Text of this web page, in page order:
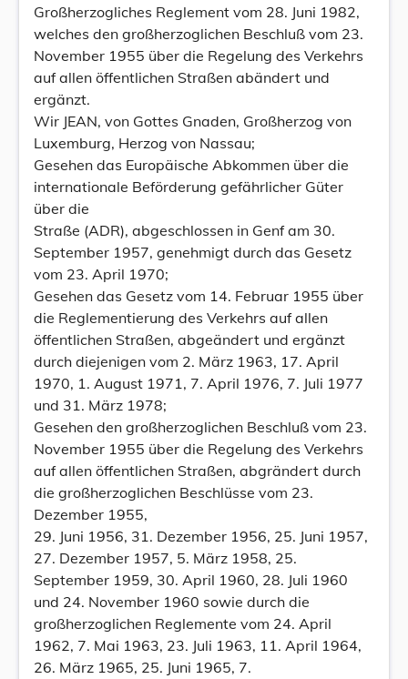
Großherzogliches Reglement vom 28. Juni 1982,
welches den großherzoglichen Beschluß vom 23.
November 1955 über die Regelung des Verkehrs
auf allen öffentlichen Straßen abändert und
ergänzt.
Wir JEAN, von Gottes Gnaden, Großherzog von
Luxemburg, Herzog von Nassau;
Gesehen das Europäische Abkommen über die
internationale Beförderung gefährlicher Güter
über die
Straße (ADR), abgeschlossen in Genf am 30.
September 1957, genehmigt durch das Gesetz
vom 23. April 1970;
Gesehen das Gesetz vom 14. Februar 1955 über
die Reglementierung des Verkehrs auf allen
öffentlichen Straßen, abgeändert und ergänzt
durch diejenigen vom 2. März 1963, 17. April
1970, 1. August 1971, 7. April 1976, 7. Juli 1977
und 31. März 1978;
Gesehen den großherzoglichen Beschluß vom 23.
November 1955 über die Regelung des Verkehrs
auf allen öffentlichen Straßen, abgrändert durch
die großherzoglichen Beschlüsse vom 23.
Dezember 1955,
29. Juni 1956, 31. Dezember 1956, 25. Juni 1957,
27. Dezember 1957, 5. März 1958, 25.
September 1959, 30. April 1960, 28. Juli 1960
und 24. November 1960 sowie durch die
großherzoglichen Reglemente vom 24. April
1962, 7. Mai 1963, 23. Juli 1963, 11. April 1964,
26. März 1965, 25. Juni 1965, 7.